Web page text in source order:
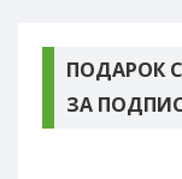
ПОДАРОК
ЗА